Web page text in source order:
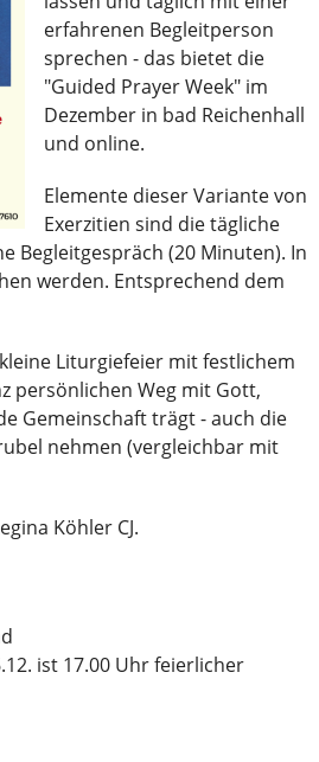
erfahrenen Begleitperson
sprechen - das bietet die
"Guided Prayer Week" im
Dezember in bad Reichenhall
und online.
Elemente dieser Variante von
Exerzitien sind die tägliche
Begleitgespräch (20 Minuten). In
werden. Entsprechend dem
Liturgiefeier mit festlichem
persönlichen Weg mit Gott,
Gemeinschaft trägt - auch die
nehmen (vergleichbar mit
Köhler CJ.
ist 17.00 Uhr feierlicher